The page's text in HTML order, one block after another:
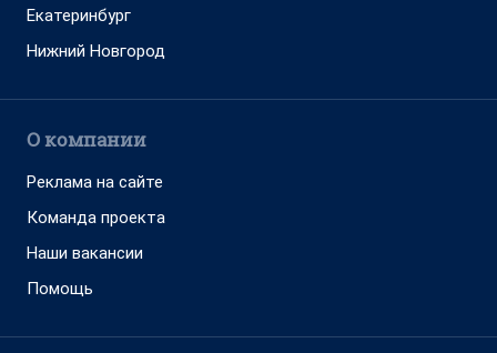
Екатеринбург
Нижний Новгород
О компании
Реклама на сайте
Команда проекта
Наши вакансии
Помощь